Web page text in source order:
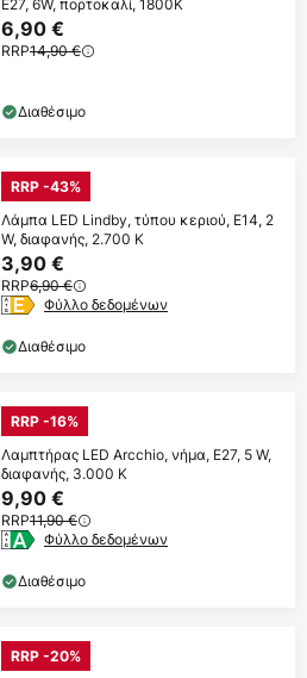
E27, 6W, πορτοκαλί, 1800K
6,90 €
RRP14,90 €
Διαθέσιμο
RRP -43%
Λάμπα LED Lindby, τύπου κεριού, E14, 2
W, διαφανής, 2.700 K
3,90 €
RRP6,90 €
Φύλλο δεδομένων
Διαθέσιμο
RRP -16%
Λαμπτήρας LED Arcchio, νήμα, E27, 5 W,
διαφανής, 3.000 K
9,90 €
RRP11,90 €
Φύλλο δεδομένων
Διαθέσιμο
RRP -20%